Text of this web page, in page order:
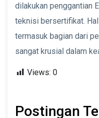
dilakukan penggantian
teknisi bersertifikat.
termasuk bagian dari
sangat krusial dalam
Views: 0
Postingan